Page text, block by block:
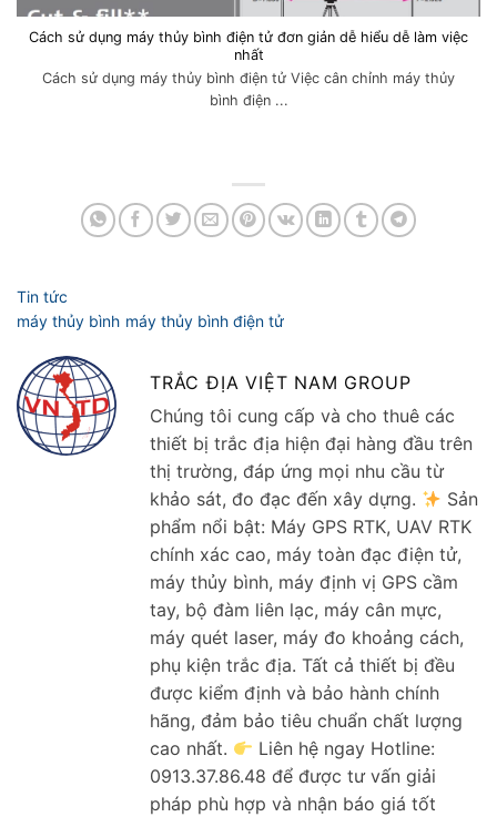
Cách sử dụng máy thủy bình điện tử đơn giản dễ hiểu dễ làm việc
nhất
Cách sử dụng máy thủy bình điện tử Việc cân chỉnh máy thủy
bình điện ...
TRẮC ĐỊA VIỆT NAM GROUP
Chúng tôi cung cấp và cho thuê các
thiết bị trắc địa hiện đại hàng đầu trên
thị trường, đáp ứng mọi nhu cầu từ
khảo sát, đo đạc đến xây dựng.
Sản
phẩm nổi bật: Máy GPS RTK, UAV RTK
chính xác cao, máy toàn đạc điện tử,
máy thủy bình, máy định vị GPS cầm
tay, bộ đàm liên lạc, máy cân mực,
máy quét laser, máy đo khoảng cách,
phụ kiện trắc địa. Tất cả thiết bị đều
được kiểm định và bảo hành chính
hãng, đảm bảo tiêu chuẩn chất lượng
cao nhất.
Liên hệ ngay Hotline:
0913.37.86.48 để được tư vấn giải
pháp phù hợp và nhận báo giá tốt